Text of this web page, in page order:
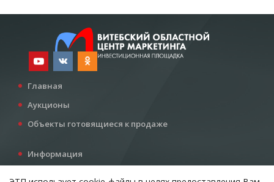
Главная
Аукционы
Объекты готовящиеся к продаже
Информация